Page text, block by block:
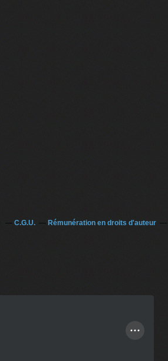
C.G.U. Rémunération en droits d'auteur